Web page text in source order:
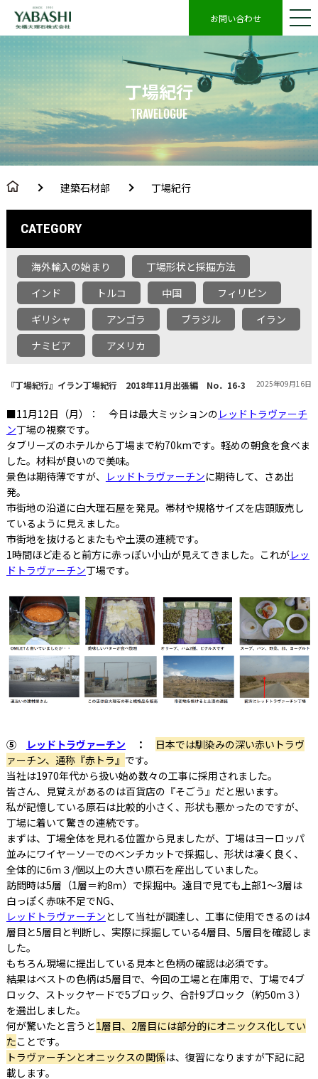
お問い合わせ
丁場紀行
TRAVELOGUE
建築石材部 丁場紀行
CATEGORY
海外輸入の始まり
丁場形状と採掘方法
インド
トルコ 中国
フィリピン
ギリシャ
アンゴラ ブラジル
イラン
ナミビア
アメリカ
『丁場紀行』イラン丁場紀行 2018年11月出張編 No．16-3 2025年09月16日
■11月12日（月）： 今日は最大ミッションの レッドトラヴァーチ
ン丁場の視察です。
タブリーズのホテルから丁場まで約70kmです。軽めの朝食を食べま
した。材料が良いので美味。
景色は期待薄ですが、 レッドトラヴァーチンに期待して、さあ出
発。
市街地の沿道に白大理石屋を発見。帯材や規格サイズを店頭販売し
ているように見えました。
市街地を抜けるとまたもや土漠の連続です。
1時間ほど走ると前方に赤っぽい小山が見えてきました。これがレッ
ドトラヴァーチン丁場です。
⑤ レッドトラヴァーチン ：
日本では馴染みの深い赤いトラヴ
ァーチン、通称『赤トラ』 です。
当社は1970年代から扱い始め数々の工事に採用されました。
皆さん、見覚えがあるのは百貨店の『そごう』だと思います。
私が記憶している原石は比較的小さく、形状も悪かったのですが、
丁場に着いて驚きの連続です。
まずは、丁場全体を見れる位置から見ましたが、丁場はヨーロッパ
並みにワイヤーソーでのベンチカットで採掘し、形状は凄く良く、
全体的に6ｍ３/個以上の大きい原石を産出していました。
訪問時は5層（1層＝約8ｍ）で採掘中。遠目で見ても上部1～3層は
白っぽく赤味不足でNG、
レッドトラヴァーチンとして当社が調達し、工事に使用できるのは4
層目と5層目と判断し、実際に採掘している4層目、5層目を確認しま
した。
もちろん現場に提出している見本と色柄の確認は必須です。
結果はベストの色柄は5層目で、今回の工場と在庫用で、丁場で4ブ
ロック、ストックヤードで5ブロック、合計9ブロック（約50ｍ３）
を選出しました。
何が驚いたと言うと1層目、2層目には部分的にオニックス化してい
たことです。
トラヴァーチンとオニックスの関係は、復習になりますが下記に記
載します。